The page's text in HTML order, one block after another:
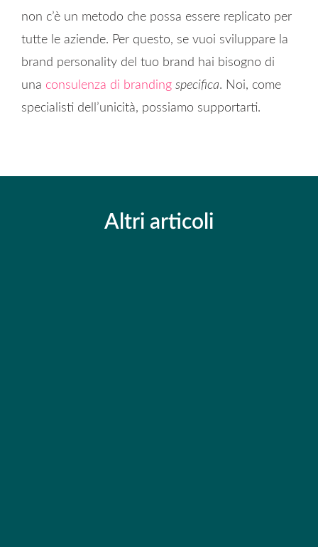
non c’è un metodo che possa essere replicato per
tutte le aziende. Per questo, se vuoi sviluppare la
brand personality del tuo brand hai bisogno di
una consulenza di branding specifica. Noi, come
specialisti dell’unicità, possiamo supportarti.
Altri articoli